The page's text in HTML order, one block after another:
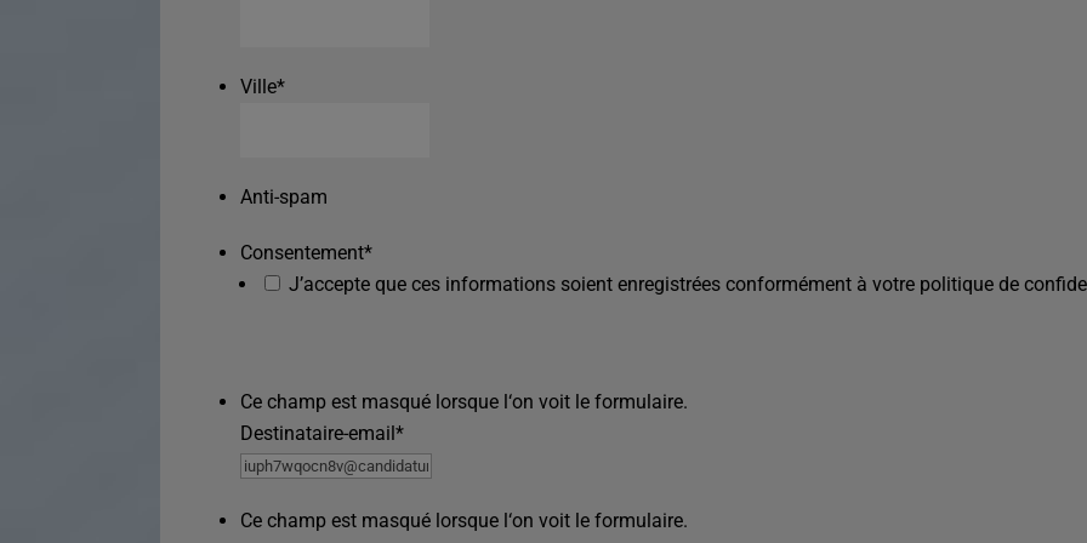
Ville*
Anti-spam
Consentement*
J’accepte que ces informations soient enregistrées conformément à votre politique de
Ce champ est masqué lorsque l‘on voit le formulaire.
Destinataire-email*
Ce champ est masqué lorsque l‘on voit le formulaire.